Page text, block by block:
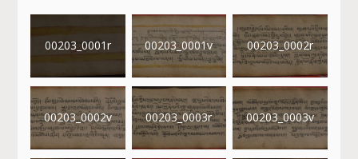
00203_0001r 00203_0001v 00203_0002r
00203_0002v 00203_0003r 00203_0003v